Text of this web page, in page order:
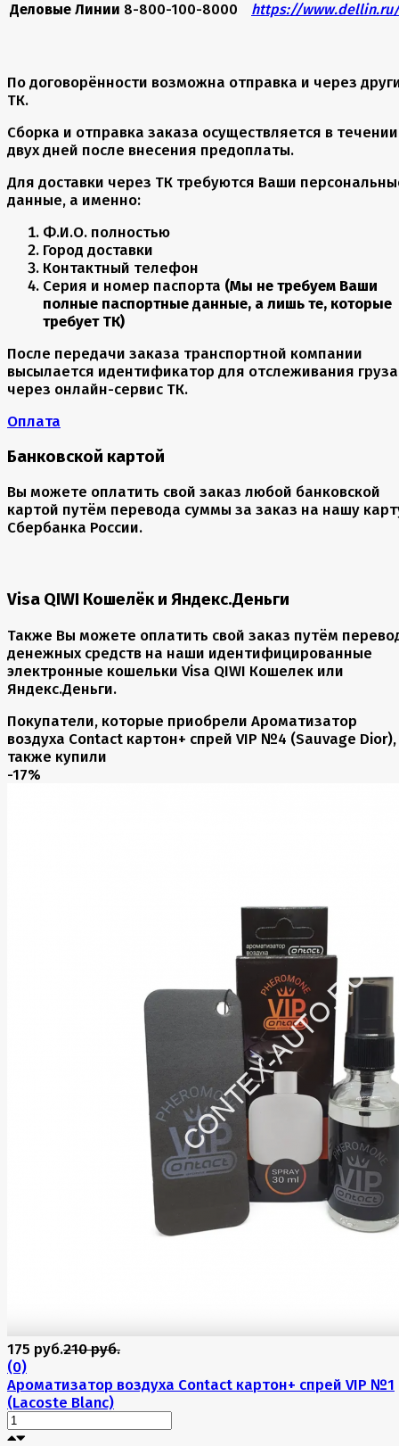
Деловые Линии 8-800-100-8000 https://www.dellin.ru/
По договорённости возможна отправка и через
ТК.
Сборка и отправка заказа осуществляется в течении
двух дней после внесения предоплаты.
Для доставки через ТК требуются Ваши
данные, а именно:
Ф.И.О. полностью
Город доставки
Контактный телефон
Серия и номер паспорта (Мы не требуем Ваши
полные паспортные данные, а лишь те, которые
требует ТК)
После передачи заказа транспортной компании
высылается идентификатор для отслеживания груза
через онлайн-сервис ТК.
Оплата
Банковской картой
Вы можете оплатить свой заказ любой банковской
картой путём перевода суммы за заказ на нашу
Сбербанка России.
Visa QIWI Кошелёк и Яндекс.Деньги
Также Вы можете оплатить свой заказ путём
денежных средств на наши идентифицированные
электронные кошельки Visa QIWI Кошелек или
Яндекс.Деньги.
Покупатели, которые приобрели Ароматизатор
воздуха Contact картон+ спрей VIP №4 (Sauvage Dior),
также купили
-17%
175 руб.210 руб.
(0)
Ароматизатор воздуха Contact картон+ спрей VIP №1
(Lacoste Blanc)